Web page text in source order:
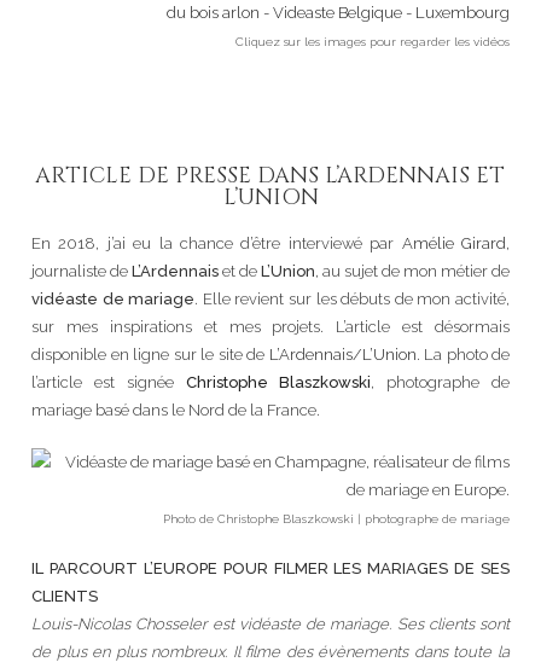
Cliquez sur les images pour regarder les vidéos
ARTICLE DE PRESSE DANS L’ARDENNAIS ET
L’UNION
En 2018, j’ai eu la chance d’être interviewé par Amélie Girard,
journaliste de L’Ardennais et de L’Union, au sujet de mon métier de
vidéaste de mariage. Elle revient sur les débuts de mon activité,
sur mes inspirations et mes projets. L’article est désormais
disponible en ligne sur le site de L’Ardennais/L’Union. La photo de
l’article est signée Christophe Blaszkowski, photographe de
mariage basé dans le Nord de la France.
Photo de Christophe Blaszkowski | photographe de mariage
IL PARCOURT L’EUROPE POUR FILMER LES MARIAGES DE SES
CLIENTS
Louis-Nicolas Chosseler est vidéaste de mariage. Ses clients sont
de plus en plus nombreux. Il filme des évènements dans toute la